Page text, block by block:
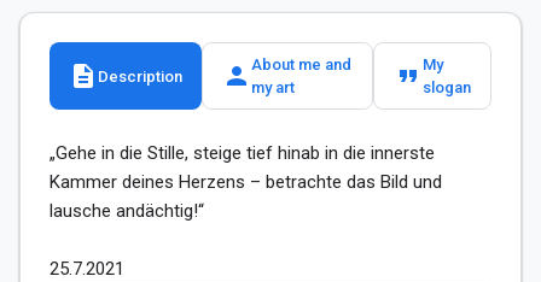
description Description person About me and
my art
format_quote My
slogan
„Gehe in die Stille, steige tief hinab in die innerste
Kammer deines Herzens – betrachte das Bild und
lausche andächtig!“
25.7.2021